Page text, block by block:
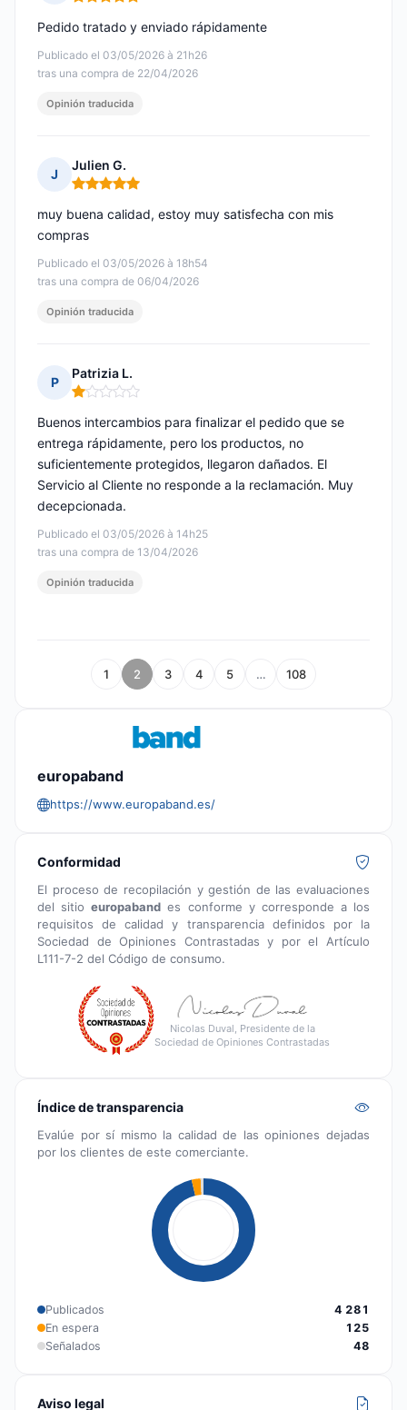
Nota: 5 de 5
Publicado el 03/05/2026 à 21h26
tras una compra de 22/04/2026
Pedido tratado y enviado rápidamente
Opinión traducida
J
Julien G.
Nota: 5 de 5
Publicado el 03/05/2026 à 18h54
tras una compra de 06/04/2026
muy buena calidad, estoy muy satisfecha con mis
compras
Opinión traducida
P
Patrizia L.
Nota: 1 de 5
Publicado el 03/05/2026 à 14h25
tras una compra de 13/04/2026
Buenos intercambios para finalizar el pedido que se
entrega rápidamente, pero los productos, no
suficientemente protegidos, llegaron dañados. El
Servicio al Cliente no responde a la reclamación. Muy
decepcionada.
Opinión traducida
1 2 3 4 5 … 108
europaband
https://www.europaband.es/
Conformidad
El proceso de recopilación y gestión de las evaluaciones
del sitioeuropaband es conforme y corresponde a los
requisitos de calidad y transparencia definidos por la
Sociedad de Opiniones Contrastadas y por el Artículo
L111-7-2 del Código de consumo.
Nicolas Duval, Presidente de la
Sociedad de Opiniones Contrastadas
Índice de transparencia
Evalúe por sí mismo la calidad de las opiniones dejadas
por los clientes de este comerciante.
Publicados
4 281
En espera
125
Señalados
48
Aviso legal